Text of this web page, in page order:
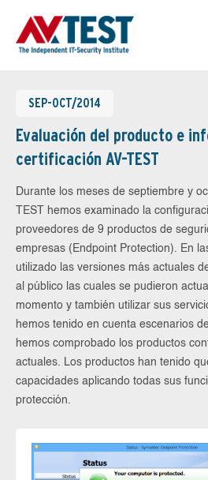
SEP-OCT/2014
Evaluación del producto e
certificación AV-TEST
Durante los meses de septiembre y
TEST hemos examinado la
proveedores de 9 productos de
empresas (Endpoint Protection). En
utilizado las versiones más actuales
al público las cuales se pudieron
momento y también utilizar sus
hemos tenido en cuenta escenarios
hemos comprobado los productos
actuales. Los productos han tenido
capacidades aplicando todas sus
protección.